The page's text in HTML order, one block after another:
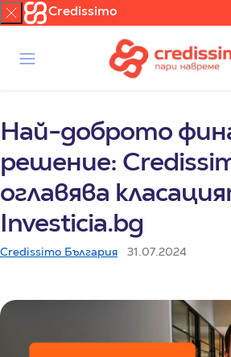
Credissimo
Най-доброто
решение:
оглавява
Investicia.bg
Credissimo България 31.07.2024